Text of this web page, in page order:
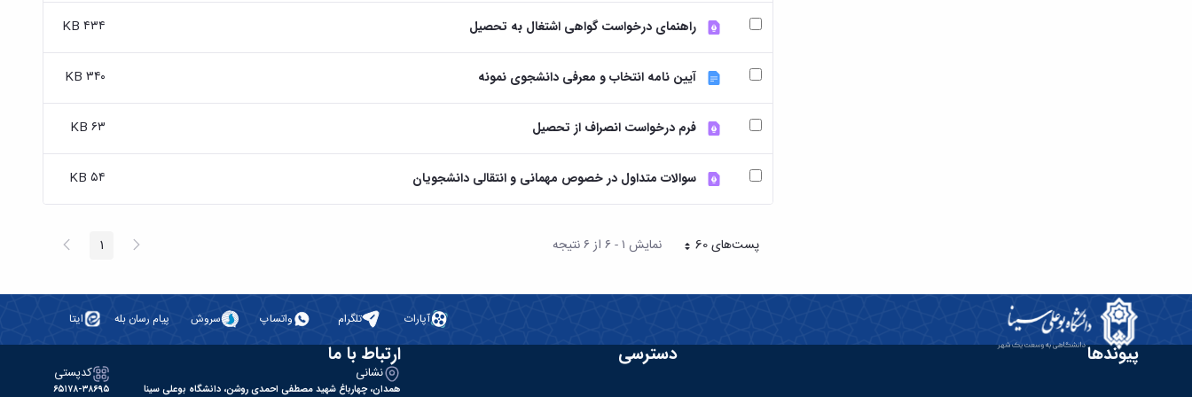
راهنمای درخواست گواهی اشتغال به تحصیل ۴۳۴ KB
آیین نامه انتخاب و معرفی دانشجوی نمونه ۳۴۰ KB
فرم درخواست انصراف از تحصیل ۶۳ KB
سوالات متداول در خصوص مهمانی و انتقالی دانشجویان ۵۴ KB
پست‌‌های 60هر صفحه نمایش ۱ - ۶ از ۶ نتیجه پیغام صفحه1 صفحه
آپارات تلگرام واتساپ سروش پیام رسان بله ایتا
پیوندها دسترسی ارتباط با ما
نشانی
همدان، چهارباغ شهید مصطفی احمدی روشن، دانشگاه بوعلی سینا
کدپستی
۶۵۱۷۸-۳۸۶۹۵